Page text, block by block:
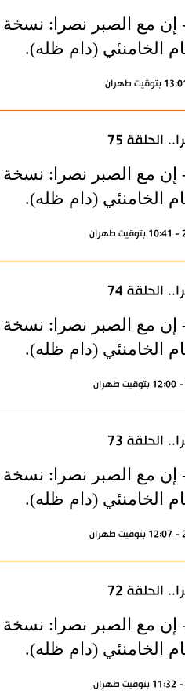
مع الصبر نصرا: نسخة
الخامنئي (دام ظله).
الحلقة 75
إن مع الصبر نصرا: نسخة
الخامنئي (دام ظله).
الحلقة 74
مع الصبر نصرا: نسخة
الخامنئي (دام ظله).
الحلقة 73
مع الصبر نصرا: نسخة
الخامنئي (دام ظله).
الحلقة 72
مع الصبر نصرا: نسخة
الخامنئي (دام ظله).